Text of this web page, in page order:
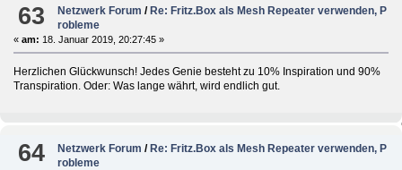
63 Netzwerk Forum / Re: Fritz.Box als Mesh Repeater verwenden, P
robleme
« am: 18. Januar 2019, 20:27:45 »
Herzlichen Glückwunsch! Jedes Genie besteht zu 10% Inspiration und 90%
Transpiration. Oder: Was lange währt, wird endlich gut.
64 Netzwerk Forum /Re: Fritz.Box als Mesh Repeater verwenden, P
robleme